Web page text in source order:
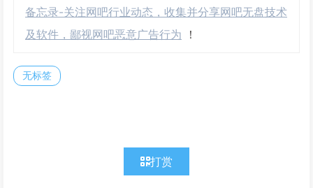
备忘录-关注网吧行业动态，收集并分享网吧无盘技术
及软件，鄙视网吧恶意广告行为 ！
无标签
打赏